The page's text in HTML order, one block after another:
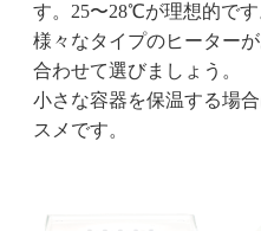
す。25〜28℃が理想的です
様々なタイプのヒーター
合わせて選びましょう。
小さな容器を保温する場
スメです。